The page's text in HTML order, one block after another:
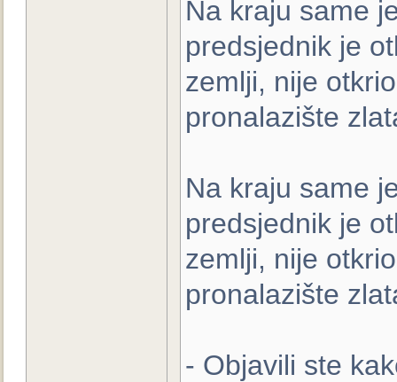
Na kraju same
predsjednik je
zemlji, nije
pronalazište
Na kraju same
predsjednik je
zemlji, nije
pronalazište
- Objavili ste